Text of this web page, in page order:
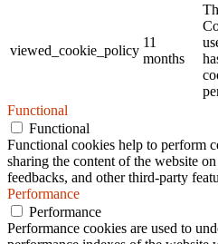
viewed_cookie_policy
11
months
Functional
Functional
Functional cookies help to perform
sharing the content of the website
feedbacks, and other third-party
Performance
Performance
Performance cookies are used to